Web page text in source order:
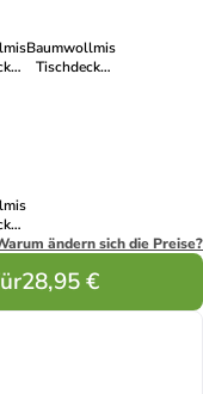
Baumwollmischung
Tischdecke
ändern sich die Preise?
28,95 €